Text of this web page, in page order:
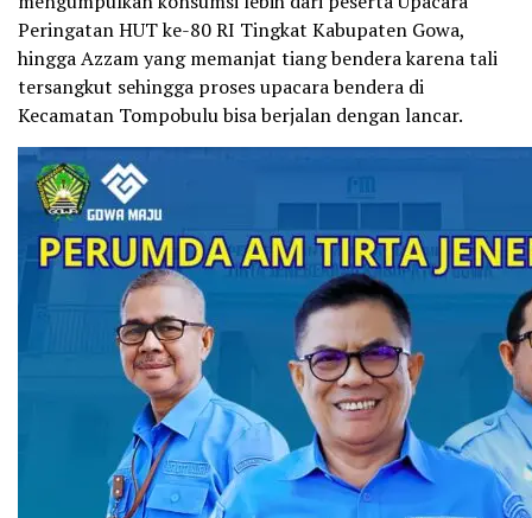
Peringatan HUT ke-80 RI Tingkat Kabupaten Gowa,
hingga Azzam yang memanjat tiang bendera karena tali
tersangkut sehingga proses upacara bendera di
Kecamatan Tompobulu bisa berjalan dengan lancar.